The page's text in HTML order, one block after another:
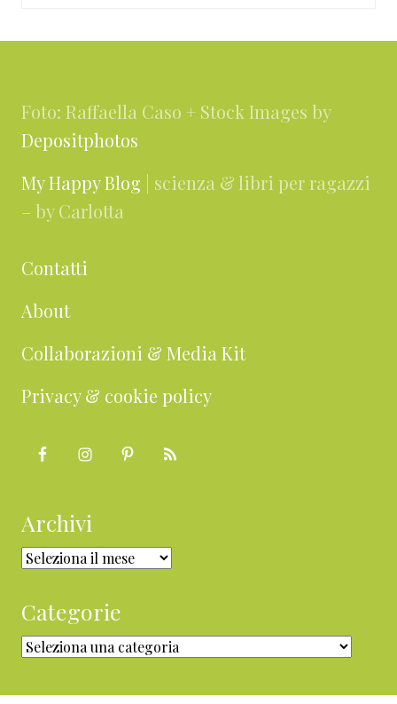
Foto: Raffaella Caso + Stock Images by
Depositphotos
My Happy Blog | scienza & libri per ragazzi
– by Carlotta
Contatti
About
Collaborazioni & Media Kit
Privacy & cookie policy
Archivi
Archivi
Categorie
Categorie